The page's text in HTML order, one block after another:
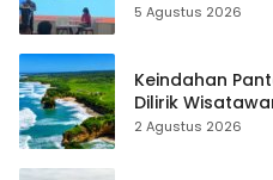
hingga Teknik
5 Agustus 2026
Keindahan
Dilirik
2 Agustus 2026